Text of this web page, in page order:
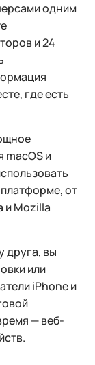
одним
и 24
где есть
macOS и
от
и Mozilla
друга, вы
или
iPhone и
— веб-